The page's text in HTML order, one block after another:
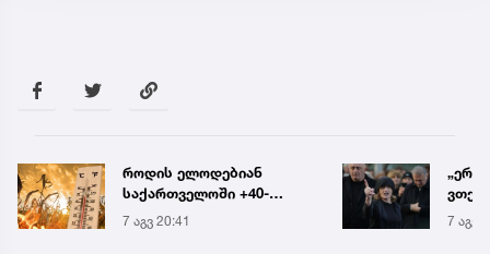
როდის ელოდებიან
საქართველოში +40-
გრადუსიან სიცხეს
7 აგვ 20:41
ნია
7 აგვ